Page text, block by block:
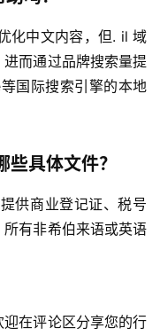
化中文内容，但. il 域
而通过品牌搜索量提
国际搜索引擎的本地
具体文件？
供商业登记证、税号
有非希伯来语或英语
在评论区分享您的行